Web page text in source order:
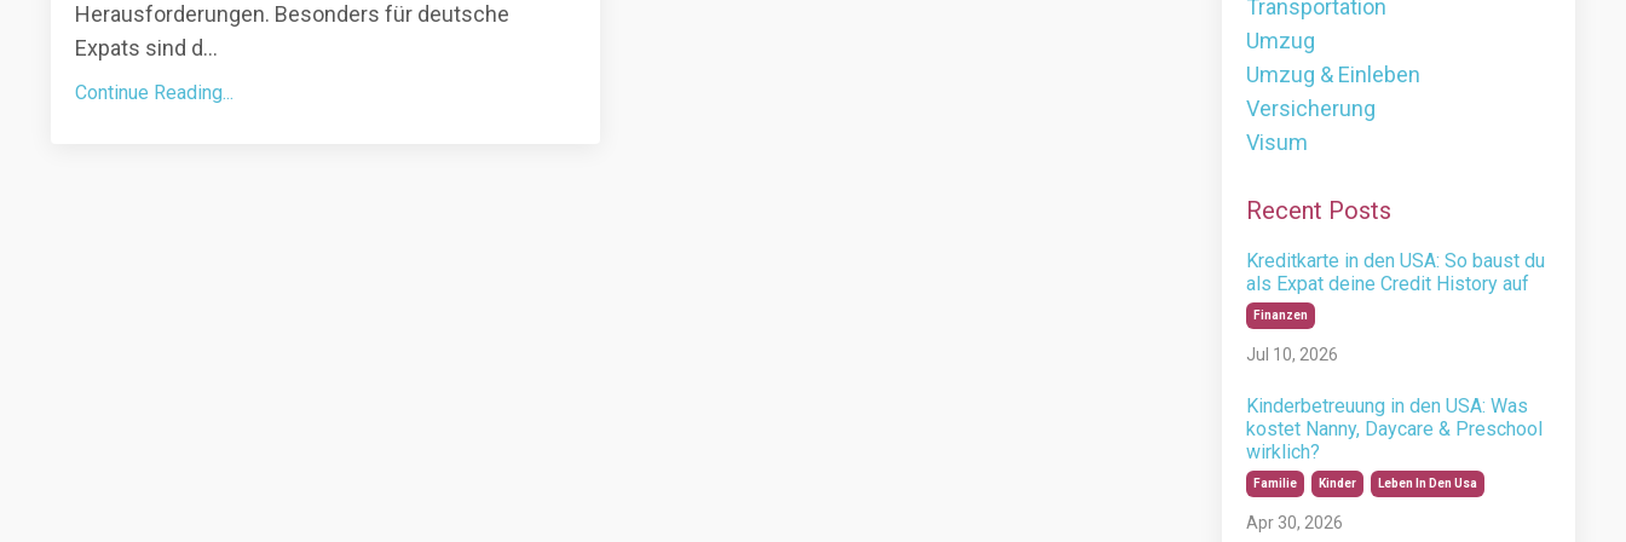
Herausforderungen. Besonders für deutsche
Expats sind d...
Continue Reading...
Transportation
Umzug
Umzug & Einleben
Versicherung
Visum
Recent Posts
Kreditkarte in den USA: So baust du
als Expat deine Credit History auf
Finanzen
Jul 10, 2026
Kinderbetreuung in den USA: Was
kostet Nanny, Daycare & Preschool
wirklich?
Familie Kinder Leben In Den Usa
Apr 30, 2026